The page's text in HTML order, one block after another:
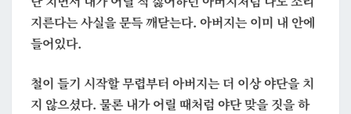
지른다는 사실을 문득 깨닫는다. 아버지는 이미 내 안에
들어있다.
철이 들기 시작할 무렵부터 아버지는 더 이상 야단을 치
지 않으셨다. 물론 내가 어릴 때처럼 야단 맞을 짓을 하